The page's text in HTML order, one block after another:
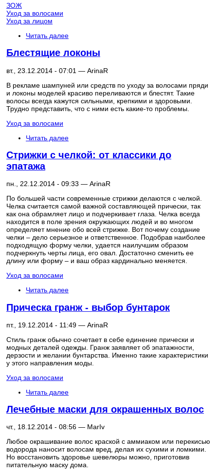
ЗОЖ
Уход за волосами
Уход за лицом
Читать далее
Блестящие локоны
вт., 23.12.2014 - 07:01 — ArinaR
В рекламе шампуней или средств по уходу за волосами пряди
и локоны моделей красиво переливаются и блестят. Такие
волосы всегда кажутся сильными, крепкими и здоровыми.
Трудно представить, что с ними есть какие-то проблемы.
Уход за волосами
Читать далее
Стрижки с челкой: от классики до
эпатажа
пн., 22.12.2014 - 09:33 — ArinaR
По большей части современные стрижки делаются с челкой.
Челка считается самой важной составляющей прически, так
как она обрамляет лицо и подчеркивает глаза. Челка всегда
находится в поле зрения окружающих людей и во многом
определяет мнение обо всей стрижке. Вот почему создание
челки – дело серьезное и ответственное. Подобрав наиболее
подходящую форму челки, удается наилучшим образом
подчеркнуть черты лица, его овал. Достаточно сменить ее
длину или форму – и ваш образ кардинально меняется.
Уход за волосами
Читать далее
Прическа гранж - выбор бунтарок
пт., 19.12.2014 - 11:49 — ArinaR
Стиль гранж обычно сочетает в себе единение прически и
модных деталей одежды. Гранж заявляет об эпатажности,
дерзости и желании бунтарства. Именно такие характеристики
у этого направления моды.
Уход за волосами
Читать далее
Лечебные маски для окрашенных волос
чт., 18.12.2014 - 08:56 — MarIv
Любое окрашивание волос краской с аммиаком или перекисью
водорода наносит волосам вред, делая их сухими и ломкими.
Но восстановить здоровье шевелюры можно, приготовив
питательную маску дома.